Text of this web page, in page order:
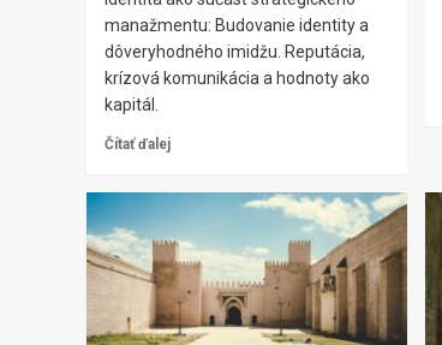
manažmentu: Budovanie identity a
dôveryhodného imidžu. Reputácia,
krízová komunikácia a hodnoty ako
kapitál.
Čítať ďalej